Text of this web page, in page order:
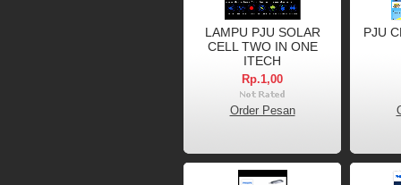
LAMPU PJU SOLAR
CELL TWO IN ONE
ITECH
Rp.1,00
Order Pesan
PJU